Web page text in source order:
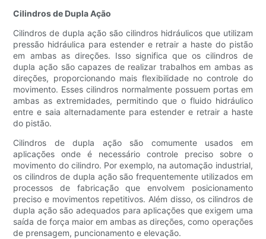
Cilindros de Dupla Ação
Cilindros de dupla ação são cilindros hidráulicos que utilizam
pressão hidráulica para estender e retrair a haste do pistão
em ambas as direções. Isso significa que os cilindros de
dupla ação são capazes de realizar trabalhos em ambas as
direções, proporcionando mais flexibilidade no controle do
movimento. Esses cilindros normalmente possuem portas em
ambas as extremidades, permitindo que o fluido hidráulico
entre e saia alternadamente para estender e retrair a haste
do pistão.
Cilindros de dupla ação são comumente usados ​​em
aplicações onde é necessário controle preciso sobre o
movimento do cilindro. Por exemplo, na automação industrial,
os cilindros de dupla ação são frequentemente utilizados em
processos de fabricação que envolvem posicionamento
preciso e movimentos repetitivos. Além disso, os cilindros de
dupla ação são adequados para aplicações que exigem uma
saída de força maior em ambas as direções, como operações
de prensagem, puncionamento e elevação.